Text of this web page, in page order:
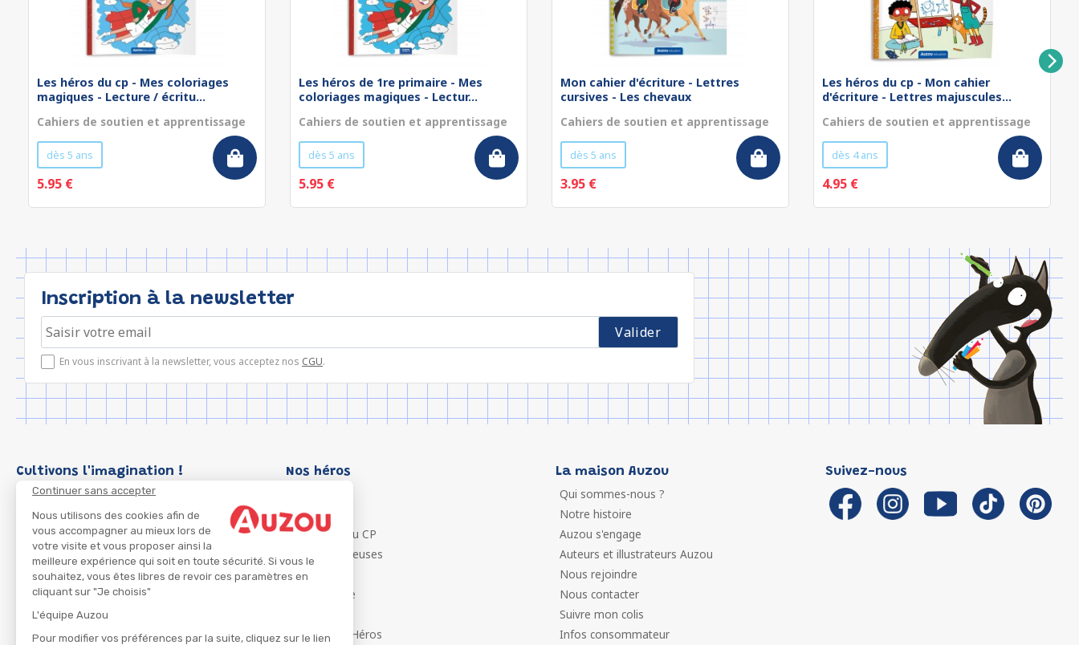
Continuer sans accepter
Nous utilisons des cookies afin de
vous accompagner au mieux lors de
votre visite et vous proposer ainsi la
meilleure expérience qui soit en toute sécurité. Si vous le
souhaitez, vous êtes libres de revoir ces paramètres en
cliquant sur "Je choisis"
L'équipe Auzou
Pour modifier vos préférences par la suite, cliquez sur le lien
Les héros du cp - Mes coloriages
magiques - Lecture / écritu...
Cahiers de soutien et apprentissage
dès 5 ans
5.95 €
Les héros de 1re primaire - Mes
coloriages magiques - Lectur...
Cahiers de soutien et apprentissage
dès 5 ans
5.95 €
Mon cahier d'écriture - Lettres
cursives - Les chevaux
Cahiers de soutien et apprentissage
dès 5 ans
3.95 €
Les héros du cp - Mon cahier
d'écriture - Lettres majuscules...
Cahiers de soutien et apprentissage
dès 4 ans
4.95 €
Inscription à la newsletter
En vous inscrivant à la newsletter, vous acceptez nos CGU.
Cultivons l'imagination ! Nos héros
P'tit Loup
Les Héros du CP
Les Influenceuses
Migali
Petite Taupe
Ma Boîte à Héros
La maison Auzou
Qui sommes-nous ?
Notre histoire
Auzou s'engage
Auteurs et illustrateurs Auzou
Nous rejoindre
Nous contacter
Suivre mon colis
Infos consommateur
Suivez-nous